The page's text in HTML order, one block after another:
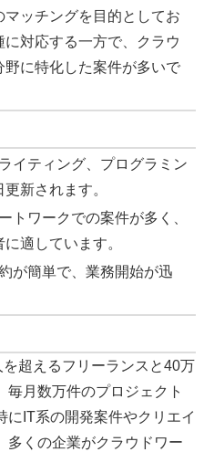
ッチングを目的としてお
対応する一方で、クラウ
野に特化した案件が多いで
イティング、プログラミン
新されます。
トワークでの案件が多く、
適しています。
が簡単で、業務開始が迅
超えるフリーランスと40万
月数万件のプロジェクト
にIT系の開発案件やクリエイ
多くの企業がクラウドワー